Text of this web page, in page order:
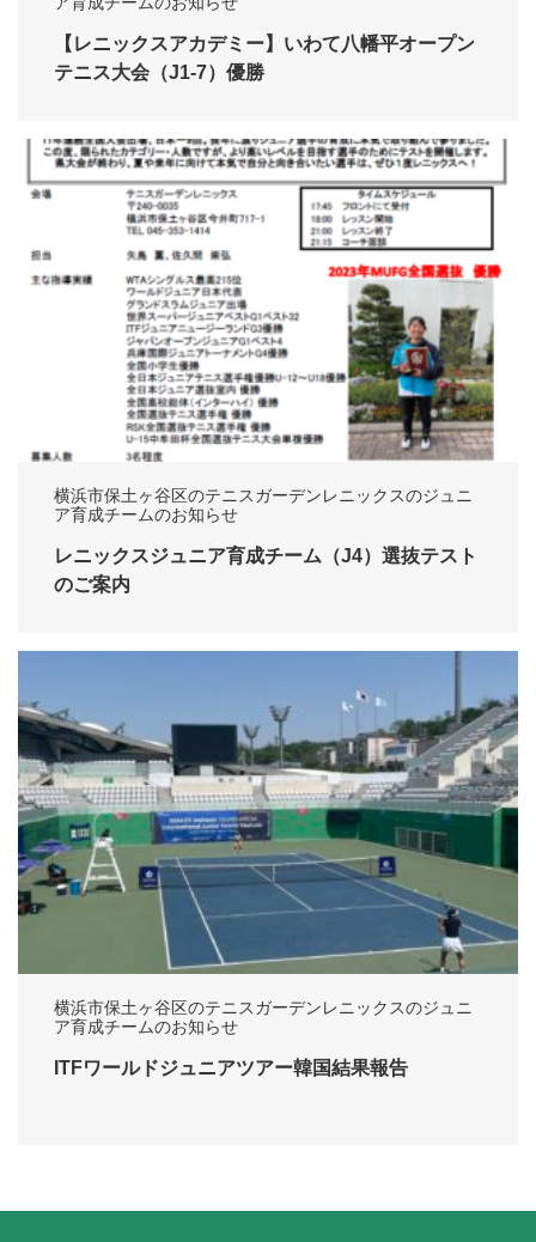
【レニックスアカデミー】いわて八幡平オープン
テニス大会（J1-7）優勝
横浜市保土ヶ谷区のテニスガーデンレニックスのジュニ
ア育成チームのお知らせ
レニックスジュニア育成チーム（J4）選抜テスト
のご案内
横浜市保土ヶ谷区のテニスガーデンレニックスのジュニ
ア育成チームのお知らせ
ITFワールドジュニアツアー韓国結果報告